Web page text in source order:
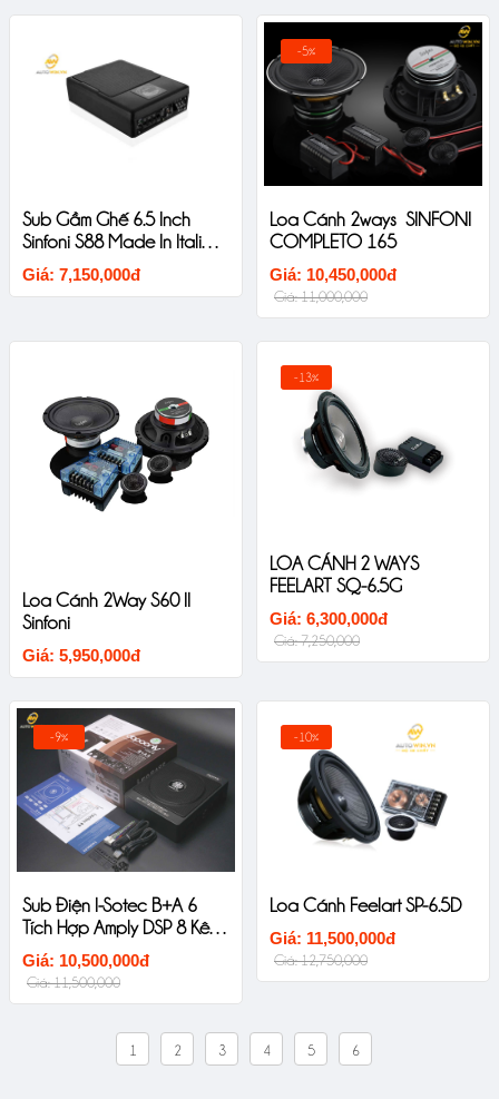
Sub Gầm Ghế 6.5 Inch
Sinfoni S88 Made In Italia
New Untral Thin
Giá: 7,150,000đ
-5%
Loa Cánh 2ways SINFONI
COMPLETO 165
Giá: 10,450,000đ
Giá: 11,000,000
Loa Cánh 2Way S60 II
Sinfoni
Giá: 5,950,000đ
-13%
LOA CÁNH 2 WAYS
FEELART SQ-6.5G
Giá: 6,300,000đ
Giá: 7,250,000
-9%
Sub Điện I-Sotec B+A 6
Tích Hợp Amply DSP 8 Kênh
Ô Tô Cao Cấp
Giá: 10,500,000đ
Giá: 11,500,000
-10%
Loa Cánh Feelart SP-6.5D
Giá: 11,500,000đ
Giá: 12,750,000
1 2 3 4 5 6